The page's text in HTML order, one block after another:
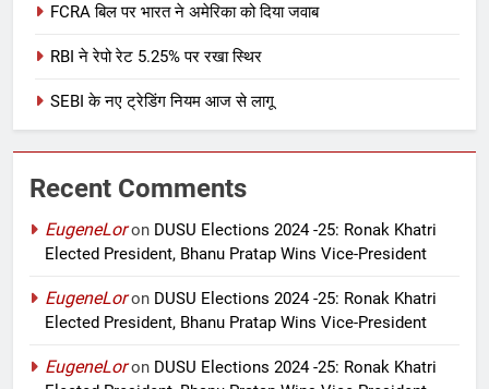
FCRA बिल पर भारत ने अमेरिका को दिया जवाब
RBI ने रेपो रेट 5.25% पर रखा स्थिर
SEBI के नए ट्रेडिंग नियम आज से लागू
Recent Comments
EugeneLoron DUSU Elections 2024 -25: Ronak Khatri
Elected President, Bhanu Pratap Wins Vice-President
EugeneLoron DUSU Elections 2024 -25: Ronak Khatri
Elected President, Bhanu Pratap Wins Vice-President
EugeneLoron DUSU Elections 2024 -25: Ronak Khatri